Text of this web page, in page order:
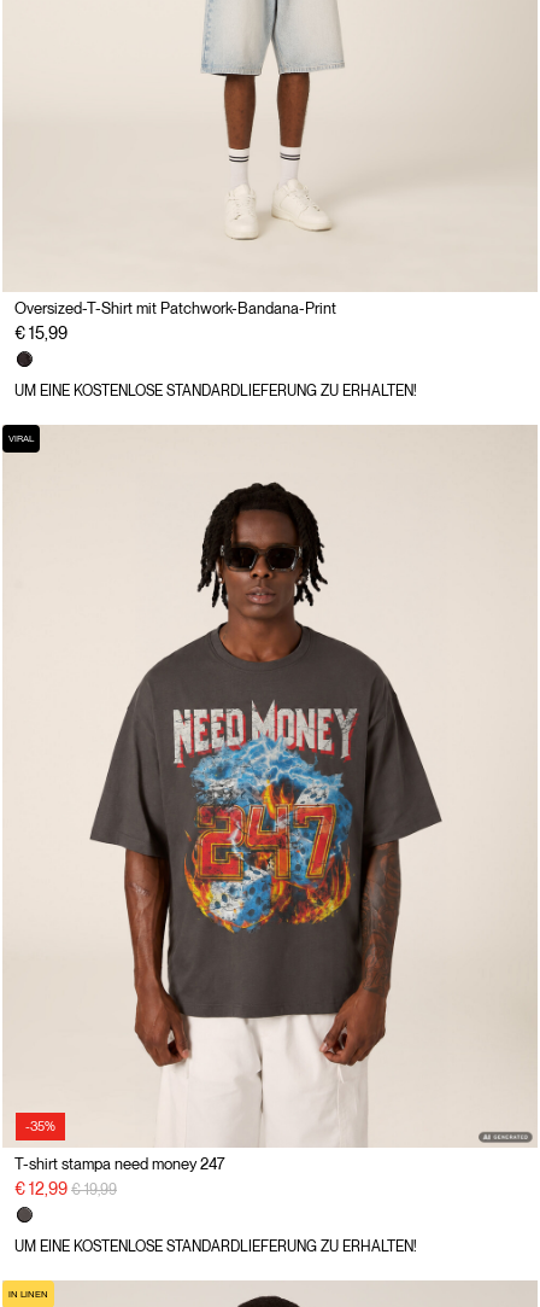
Oversized-T-Shirt mit Patchwork-Bandana-Print
€ 15,99
UM EINE KOSTENLOSE STANDARDLIEFERUNG ZU ERHALTEN!
-35%
VIRAL
T-shirt stampa need money 247
€ 12,99 Preisreduzierung von
€ 19,99auf
UM EINE KOSTENLOSE STANDARDLIEFERUNG ZU ERHALTEN!
IN LINEN